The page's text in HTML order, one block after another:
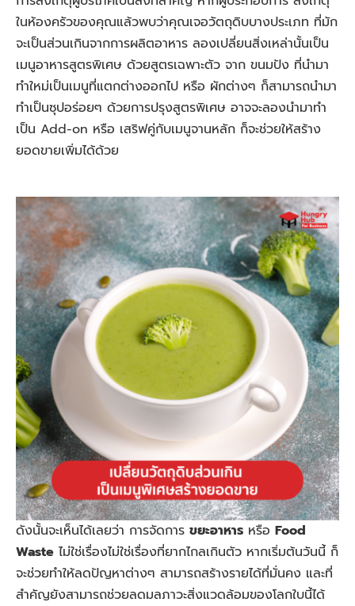
ในห้องครัวของคุณแล้วพบว่าคุณเจอวัตถุดิบบางประเภท ที่มัก
จะเป็นส่วนเกินจากการผลิตอาหาร ลองเปลี่ยนสิ่งเหล่านั้นเป็น
เมนูอาหารสูตรพิเศษ ด้วยสูตรเฉพาะตัว จาก ขนมปัง ที่นำมา
ทำใหม่เป็นเมนูที่แตกต่างออกไป หรือ ผักต่างๆ ก็สามารถนำมา
ทำเป็นซุปอร่อยๆ ด้วยการปรุงสูตรพิเศษ อาจจะลองนำมาทำ
เป็น Add-on หรือ เสริฟคู่กับเมนูจานหลัก ก็จะช่วยให้สร้าง
ยอดขายเพิ่มได้ด้วย
ดังนั้นจะเห็นได้เลยว่า การจัดการ ขยะอาหาร หรือ Food
Waste ไม่ใช่เรื่องไม่ใช่เรื่องที่ยากไกลเกินตัว หากเริ่มต้นวันนี้ ก็
จะช่วยทำให้ลดปัญหาต่างๆ สามารถสร้างรายได้ที่มั่นคง และที่
สำคัญยังสามารถช่วยลดมลภาวะสิ่งแวดล้อมของโลกใบนี้ได้